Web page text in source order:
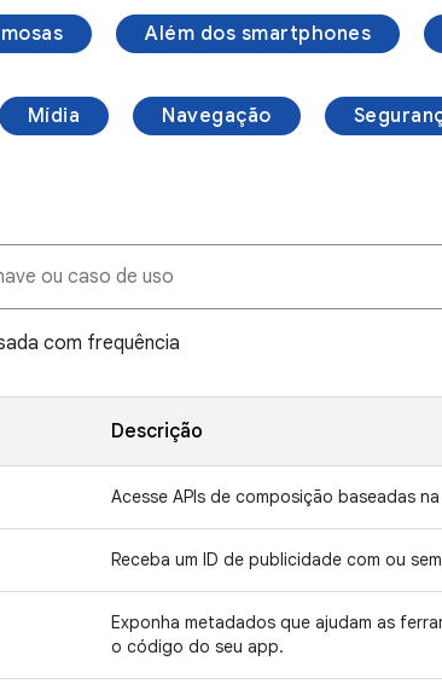
Além dos smartphones
Mídia Navegação
com frequência
Descrição
Acesse APIs de composição baseadas
Receba um ID de publicidade com ou
Exponha metadados que ajudam as
o código do seu app.